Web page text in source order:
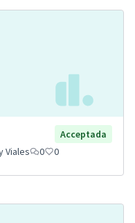
Acceptada
Viales 0 0